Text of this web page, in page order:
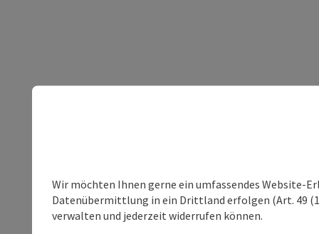
Wir möchten Ihnen gerne ein umfassendes Website-
Datenübermittlung in ein Drittland erfolgen (Art. 49
verwalten und jederzeit widerrufen können.